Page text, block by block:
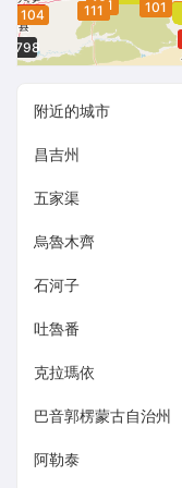
101
1798
104
157
1798
111
177
104
131
附近的城市
昌吉州
五家渠
烏魯木齊
石河子
吐魯番
克拉瑪依
巴音郭楞蒙古自治州
阿勒泰